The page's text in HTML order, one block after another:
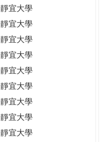
靜宜大學
靜宜大學
靜宜大學
靜宜大學
靜宜大學
靜宜大學
靜宜大學
靜宜大學
靜宜大學